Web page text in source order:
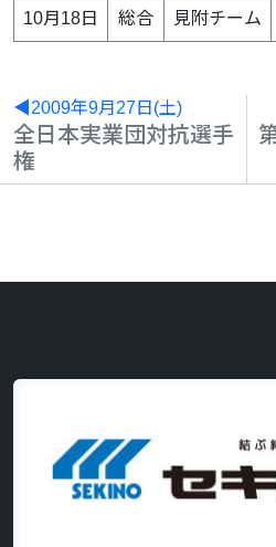
10月18日 総合 見附チーム
◀2009年9月27日(土)
全日本実業団対抗選手
権